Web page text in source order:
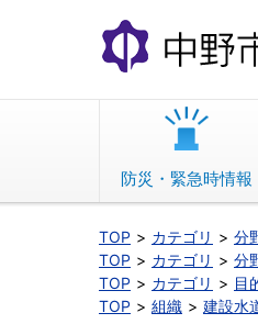
文
へ
動
防災・緊急時情報
TOP カテゴリ 分
TOP
カテゴリ 分
TOP
カテゴリ 目
TOP
組織 建設水